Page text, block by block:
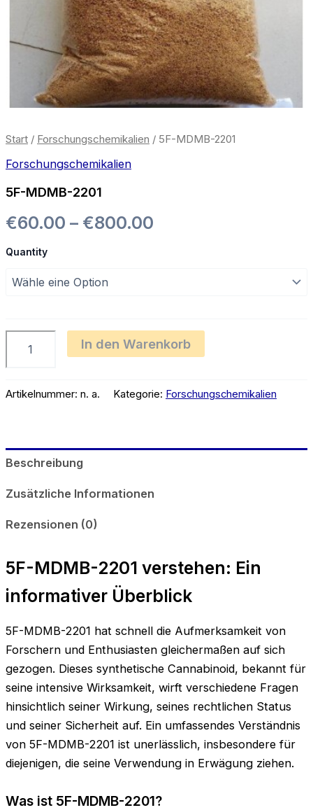
Start / Forschungschemikalien / 5F-MDMB-2201
Forschungschemikalien
5F-MDMB-2201
€60.00 – €800.00
Quantity
MDMB-
2201
In den Warenkorb
Artikelnummer: n. a. Kategorie: Forschungschemikalien
Beschreibung
Zusätzliche Informationen
Rezensionen (0)
5F-MDMB-2201 verstehen: Ein
informativer Überblick
5F-MDMB-2201 hat schnell die Aufmerksamkeit von
Forschern und Enthusiasten gleichermaßen auf sich
gezogen. Dieses synthetische Cannabinoid, bekannt für
seine intensive Wirksamkeit, wirft verschiedene Fragen
hinsichtlich seiner Wirkung, seines rechtlichen Status
und seiner Sicherheit auf. Ein umfassendes Verständnis
von 5F-MDMB-2201 ist unerlässlich, insbesondere für
diejenigen, die seine Verwendung in Erwägung ziehen.
Was ist 5F-MDMB-2201?